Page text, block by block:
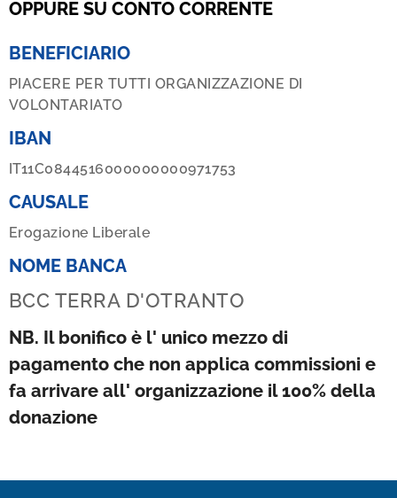
OPPURE SU CONTO CORRENTE
BENEFICIARIO
PIACERE PER TUTTI ORGANIZZAZIONE DI
VOLONTARIATO
IBAN
IT11C0844516000000000971753
CAUSALE
Erogazione Liberale
NOME BANCA
BCC TERRA D'OTRANTO
NB. Il bonifico è l' unico mezzo di
pagamento che non applica commissioni e
fa arrivare all' organizzazione il 100% della
donazione